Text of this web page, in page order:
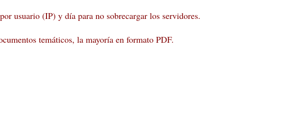
usuario (IP) y día para no sobrecargar los servidores.
temáticos, la mayoría en formato PDF.